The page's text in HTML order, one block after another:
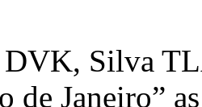
Silva
de Janeiro”